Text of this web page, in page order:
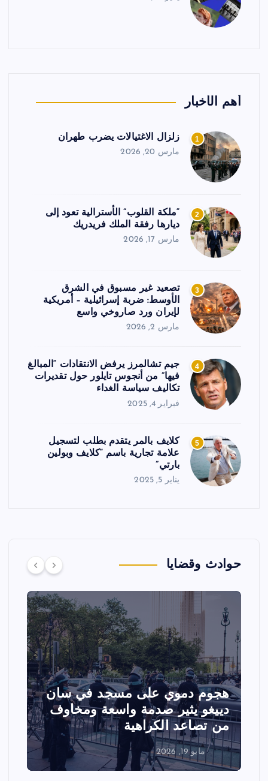
أهم الأخبار
1 زلزال الاغتيالات يضرب طهران
مارس 20, 2026
2
“ملكة القلوب” الأسترالية تعود إلى
ديارها رفقة الملك فريدريك
مارس 17, 2026
3
تصعيد غير مسبوق في الشرق
الأوسط: ضربة إسرائيلية – أمريكية
لإيران ورد صاروخي واسع
مارس 2, 2026
4
جيم تشالمرز يرفض الانتقادات “المبالغ
فيها” من أنجوس تايلور حول تقديرات
تكاليف سياسة الغداء
فبراير 4, 2025
5
كلايف بالمر يتقدم بطلب لتسجيل
علامة تجارية باسم “كلايف وبولين
بارتي”
يناير 5, 2025
حوادث وقضايا
دموي على مسجد في سان
يثير صدمة واسعة ومخاوف
الكراهية
تصادم
عرض جوي في
الفعاليات
مايو 18, 2026